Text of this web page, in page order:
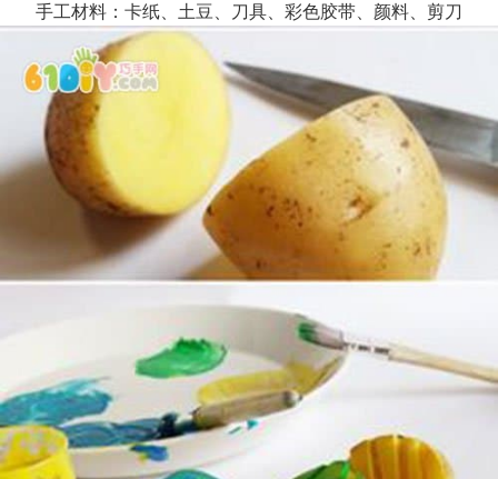
手工材料：卡纸、土豆、刀具、彩色胶带、颜料、剪刀